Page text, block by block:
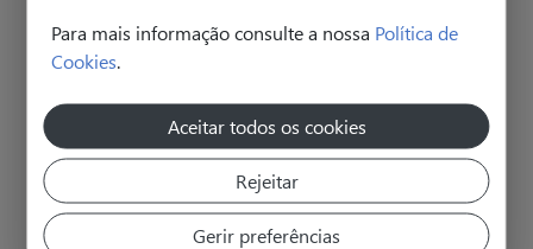
Para mais informação consulte a nossa Política de
Cookies.
Aceitar todos os cookies
Rejeitar
Gerir preferências
REINO UNIDO (OXFORD) – AS CRENÇAS
LIMITADORAS
we treat them as they ought to be, we help them to
become what they are capable of becoming.’ Goethe
ESPANHA – O PODER DO PROPÓSITO
Como manter a motivação elevada, o entusiasmo e a
consistência depois de vinte e cinco anos a trabalhar na
mesma área?